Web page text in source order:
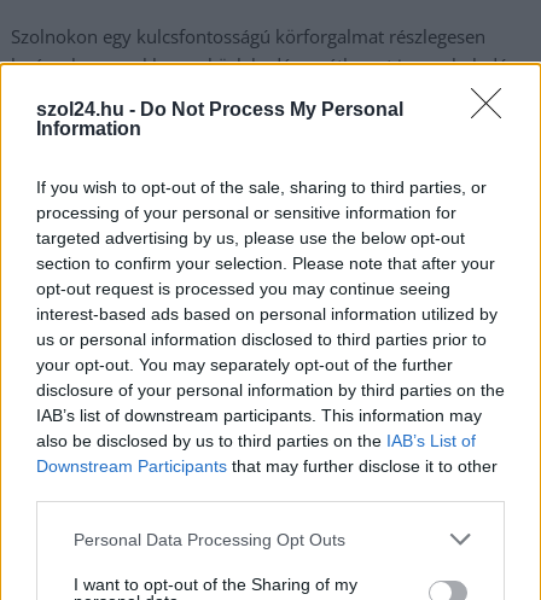
szol24.hu - Do Not Process My Personal
Information
If you wish to opt-out of the sale, sharing to third parties, or
processing of your personal or sensitive information for
targeted advertising by us, please use the below opt-out
section to confirm your selection. Please note that after your
opt-out request is processed you may continue seeing
interest-based ads based on personal information utilized by
us or personal information disclosed to third parties prior to
your opt-out. You may separately opt-out of the further
disclosure of your personal information by third parties on the
IAB’s list of downstream participants. This information may
also be disclosed by us to third parties on the IAB’s List of
Downstream Participants that may further disclose it to other
Please note that this website/app uses one or more Google
not limited to your visit or usage behaviour. You may click to
Personal Data Processing Opt Outs
I want to opt-out of the Sharing of my
Szolnokon egy kulcsfontosságú körforgalmat részlegesen
lezárnak a napokban, a közlekedés az átlagost is meghaladó
Elromlott a biztosítóberendezés a ceglédi vasútvonalon,
kimaradás is előfordult
Ön szerint hogy készül a hamisítatlan szolnoki habos isler?
Országos ellenőrzés indult a hazai akkumulátoripari
üzemekben
Az idei év leglassabb növekedését hozta a június a
kiskereskedelemben
Györfi Mihály több tucat vállalkozással egyeztetett a
kerékpárgyár dolgozóinak megsegítéséről